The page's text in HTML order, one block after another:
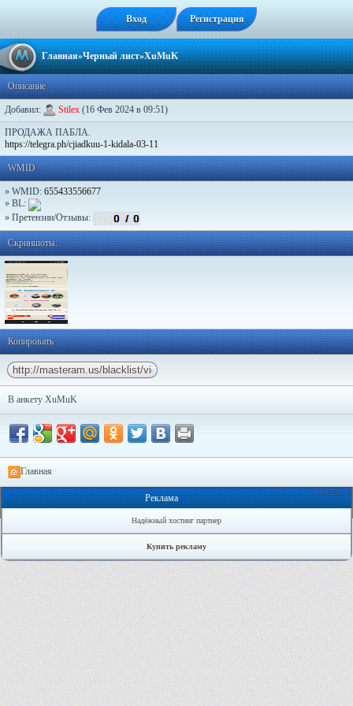
Вход Регистрация
Главная»Черный лист»XuMuK
Описание
Добавил: Stilex (16 Фев 2024 в 09:51)
ПРОДАЖА ПАБЛА.
https://telegra.ph/cjiadkuu-1-kidala-03-11
WMID
» WMID: 655433556677
» BL:
» Претензии/Отзывы:
Скриншоты:
Копировать
В анкету XuMuK
Главная
Онлайн: 2
Реклама
Надёжный хостинг партнер
Купить рекламу